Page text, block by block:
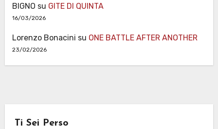
BIGNO su GITE DI QUINTA
16/03/2026
Lorenzo Bonacini su ONE BATTLE AFTER ANOTHER
23/02/2026
Ti Sei Perso